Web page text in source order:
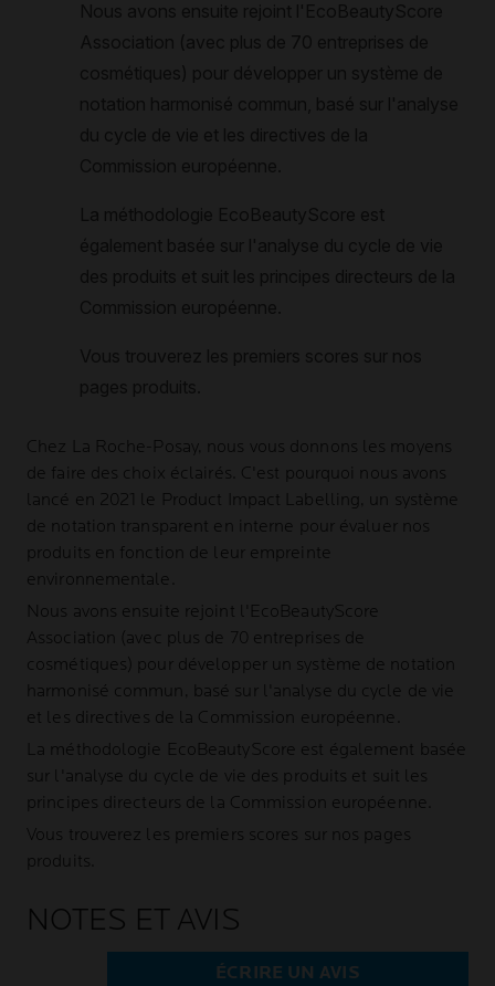
Chez La Roche-Posay, nous vous donnons les moyens
de faire des choix éclairés. C'est pourquoi nous avons
lancé en 2021 le Product Impact Labelling, un système
de notation transparent en interne pour évaluer nos
produits en fonction de leur empreinte
environnementale.
Nous avons ensuite rejoint l'EcoBeautyScore
Association (avec plus de 70 entreprises de
cosmétiques) pour développer un système de notation
harmonisé commun, basé sur l'analyse du cycle de vie
et les directives de la Commission européenne.
La méthodologie EcoBeautyScore est également basée
sur l'analyse du cycle de vie des produits et suit les
principes directeurs de la Commission européenne.
Vous trouverez les premiers scores sur nos pages
produits.
NOTES ET AVIS
ÉCRIRE UN AVIS